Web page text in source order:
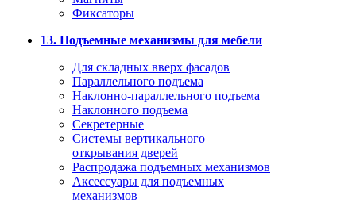
Фиксаторы
13. Подъемные механизмы для мебели
Для складных вверх фасадов
Параллельного подъема
Наклонно-параллельного подъема
Наклонного подъема
Секретерные
Системы вертикального
открывания дверей
Распродажа подъемных механизмов
Аксессуары для подъемных
механизмов